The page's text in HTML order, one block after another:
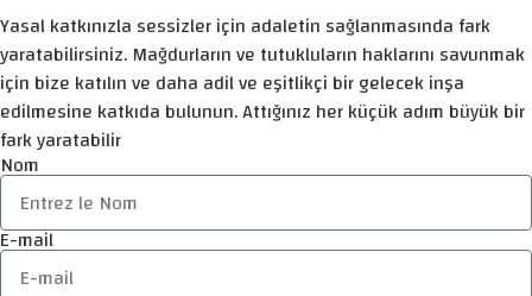
Yasal katkınızla sessizler için adaletin sağlanmasında fark
yaratabilirsiniz. Mağdurların ve tutukluların haklarını savunmak
için bize katılın ve daha adil ve eşitlikçi bir gelecek inşa
edilmesine katkıda bulunun. Attığınız her küçük adım büyük bir
fark yaratabilir
Nom
E-mail